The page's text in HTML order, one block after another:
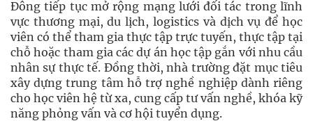
Đông tiếp tục mở rộng mạng lưới đối tác trong lĩnh
vực thương mại, du lịch, logistics và dịch vụ để học
viên có thể tham gia thực tập trực tuyến, thực tập tại
chỗ hoặc tham gia các dự án học tập gắn với nhu cầu
nhân sự thực tế. Đồng thời, nhà trường đặt mục tiêu
xây dựng trung tâm hỗ trợ nghề nghiệp dành riêng
cho học viên hệ từ xa, cung cấp tư vấn nghề, khóa kỹ
năng phỏng vấn và cơ hội tuyển dụng.